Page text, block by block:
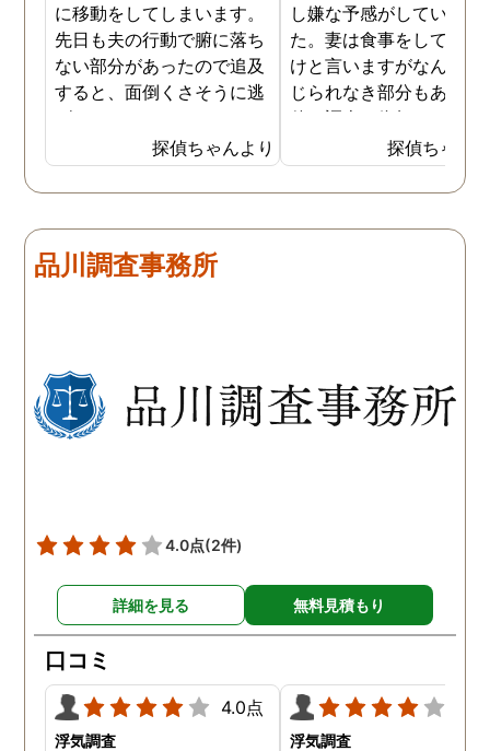
に移動をしてしまいます。
先日も夫の行動で腑に落ち
ない部分があったので追及
すると、面倒くさそうに逃
げてしまいました。そこで
探偵に夫の行動について調
査をしてもらうと、やはり
私の想像通り女と頻繁に会
た。さらに探偵が入手した
証拠から二人が肉体関係を
私が夫を疑うだけでは夫の
不倫の実態を知ることがで
きませんでしたので、真相
探偵ちゃんより
し嫌な予感がしていまし
た。妻は食事をしている
けと言いますがなんとも
じられなき部分もあり、
偵に調査を依頼しました
妻は定期的に男友達と食
に出かけているため、調
日は簡単に決めることが
果、妻が男友達と食事だ
した。想像以上に妻の浮
の状態が酷かったので、
然としてしまいました。
探偵ちゃん
品川調査事務所
4.0点(2件)
詳細を見る 無料見積もり
口コミ
4.0点
浮気調査 浮気調査